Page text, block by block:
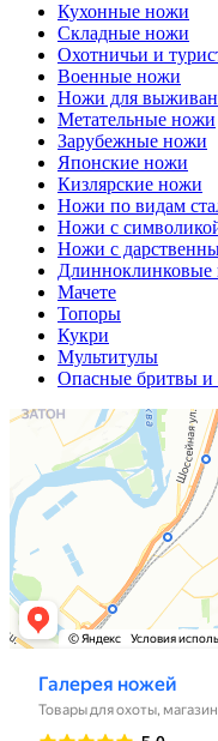
Кухонные ножи
Складные ножи
Охотничьи и
Военные ножи
Ножи для
Метательные ножи
Зарубежные ножи
Японские ножи
Кизлярские ножи
Ножи по видам
Ножи с
Ножи с
Длинноклинковые
Мачете
Топоры
Кукри
Мультитулы
Опасные бритвы и